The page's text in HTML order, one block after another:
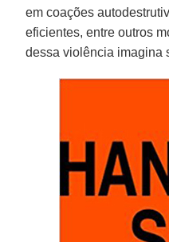
em coações
eficientes, entre outros
dessa violência imagina